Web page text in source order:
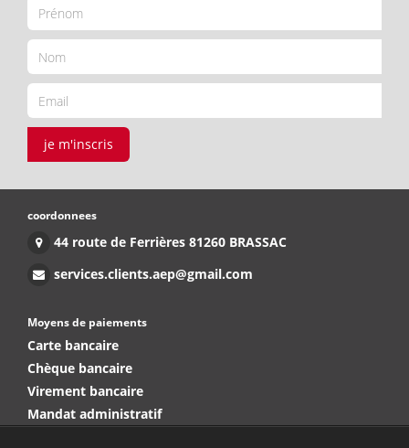
je m'inscris
coordonnees
44 route de Ferrières 81260 BRASSAC
services.clients.aep@gmail.com
Moyens de paiements
Carte bancaire
Chèque bancaire
Virement bancaire
Mandat administratif